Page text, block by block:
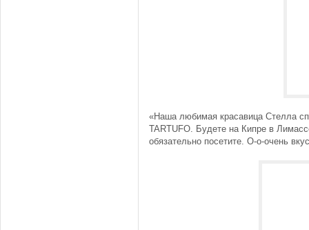
«Наша любимая красавица Стелла
TARTUFO. Будете на Кипре в
обязательно посетите. О-о-очень